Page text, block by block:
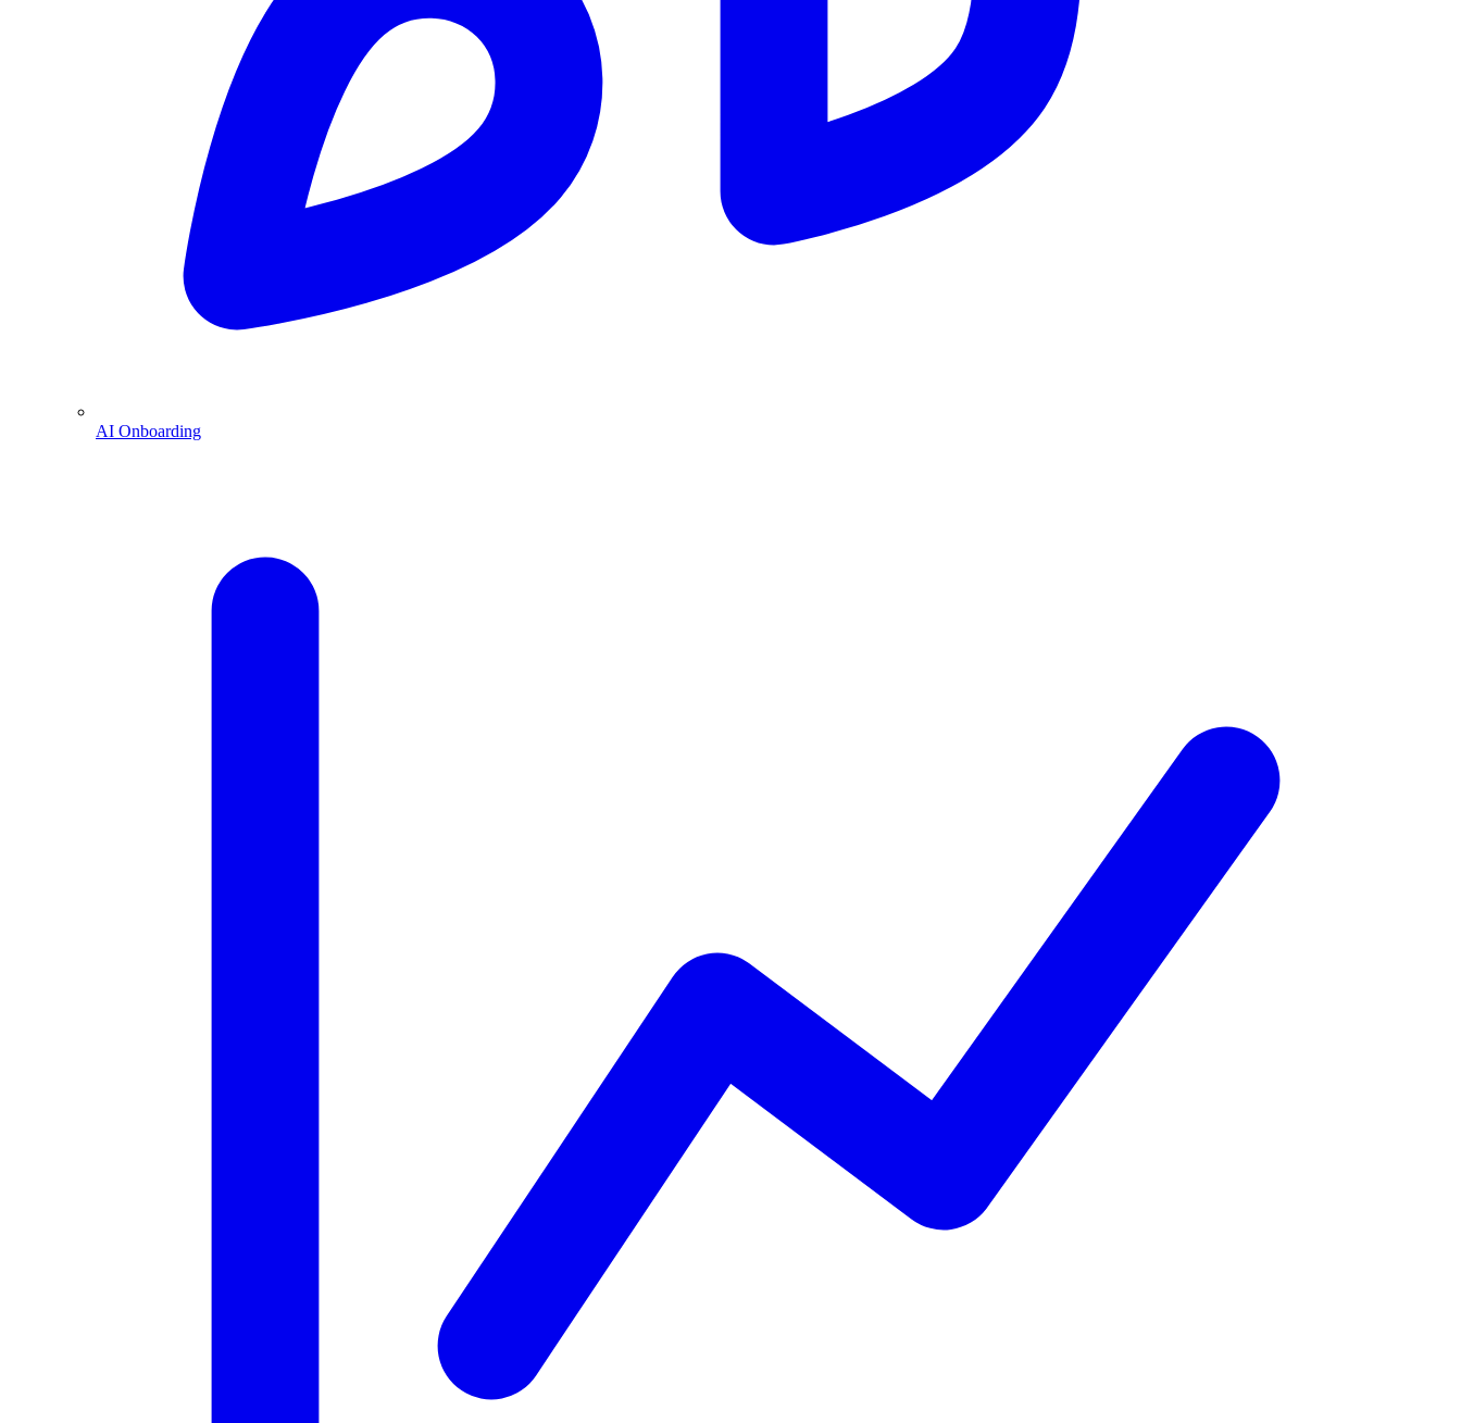
AI Onboarding